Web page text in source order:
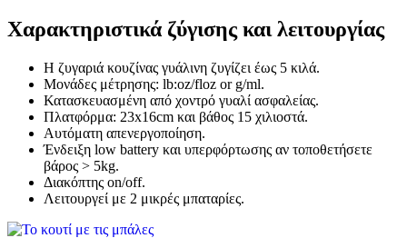
Χαρακτηριστικά ζύγισης και λειτουργίας
Η ζυγαριά κουζίνας γυάλινη ζυγίζει έως 5 κιλά.
Μονάδες μέτρησης: lb:oz/floz or g/ml.
Κατασκευασμένη από χοντρό γυαλί ασφαλείας.
Πλατφόρμα: 23x16cm και βάθος 15 χιλιοστά.
Αυτόματη απενεργοποίηση.
Ένδειξη low battery και υπερφόρτωσης αν τοποθετήσετε
βάρος > 5kg.
Διακόπτης on/off.
Λειτουργεί με 2 μικρές μπαταρίες.